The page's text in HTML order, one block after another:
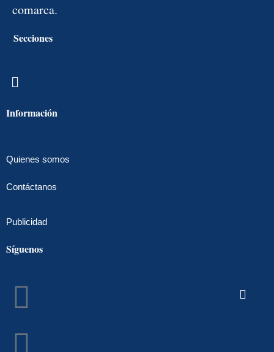
comarca.
Secciones
Menú
Información
Quienes somos
Contáctanos
Publicidad
Síguenos
Facebook
Instagram